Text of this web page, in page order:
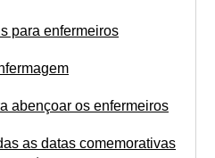
para enfermeiros
abençoar os enfermeiros
as datas comemorativas